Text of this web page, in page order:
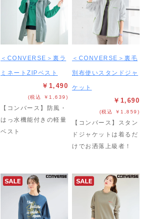
＜CONVERSE＞裏ラ
ミネートZIPベスト
￥1,490
(税込 ￥1,639)
【コンバース】防風・
はっ水機能付きの軽量
ベスト
＜CONVERSE＞裏毛
別布使いスタンドジャ
ケット
￥1,690
(税込 ￥1,859)
【コンバース】スタン
ドジャケットは着るだ
けでお洒落上級者！